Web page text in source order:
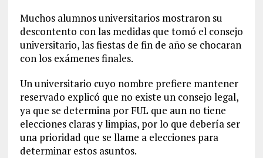
Muchos alumnos universitarios mostraron su
descontento con las medidas que tomó el consejo
universitario, las fiestas de fin de año se chocaran
con los exámenes finales.
Un universitario cuyo nombre prefiere mantener
reservado explicó que no existe un consejo legal,
ya que se determina por FUL que aun no tiene
elecciones claras y limpias, por lo que debería ser
una prioridad que se llame a elecciones para
determinar estos asuntos.